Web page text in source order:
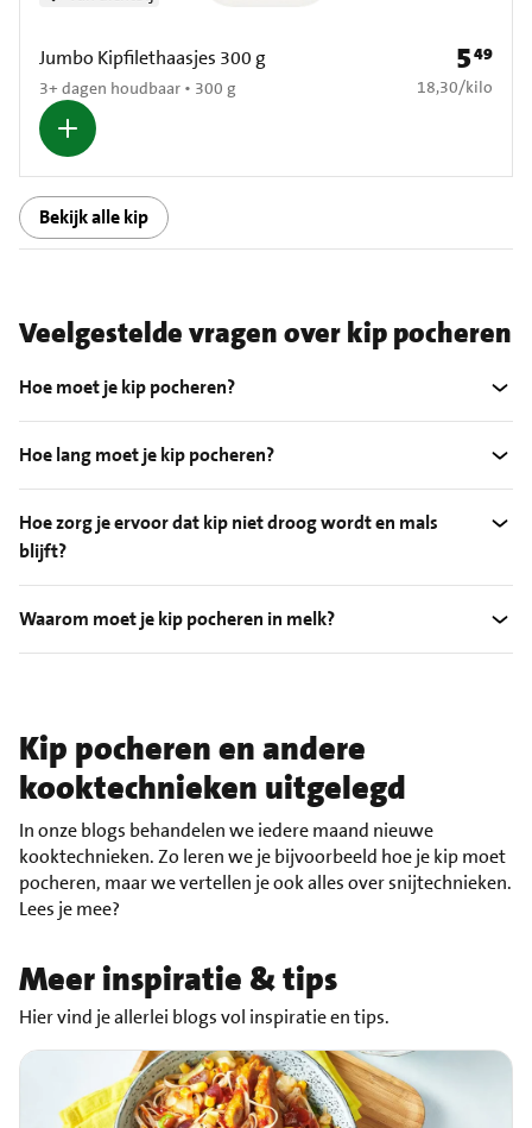
Jumbo Kipfilethaasjes 300 g
3+ dagen houdbaar • 300 g
Prijs: €
549
€ 18,30 per kilo
18,30/kilo
Bekijk alle kip
Veelgestelde vragen over kip pocheren
Hoe moet je kip pocheren?
Hoe lang moet je kip pocheren?
Hoe zorg je ervoor dat kip niet droog wordt en mals
blijft?
Waarom moet je kip pocheren in melk?
Kip pocheren en andere
kooktechnieken uitgelegd
In onze blogs behandelen we iedere maand nieuwe
kooktechnieken. Zo leren we je bijvoorbeeld hoe je kip moet
pocheren, maar we vertellen je ook alles over snijtechnieken.
Lees je mee?
Meer inspiratie & tips
Hier vind je allerlei blogs vol inspiratie en tips.